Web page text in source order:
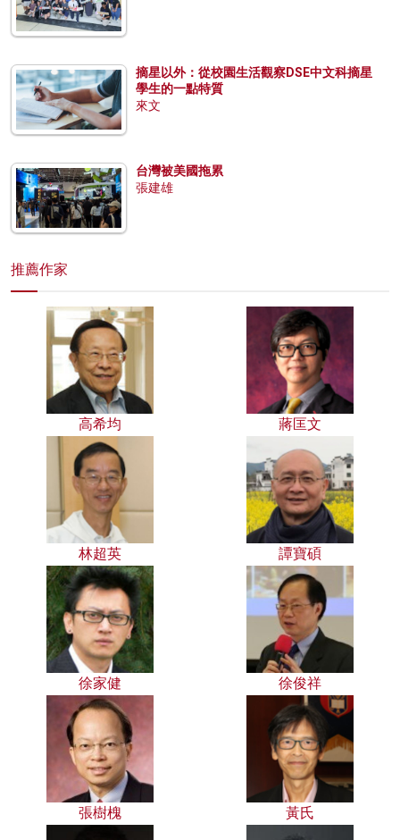
摘星以外：從校園生活觀察DSE中文科摘星
學生的一點特質
來文
台灣被美國拖累
張建雄
推薦作家
高希均 蔣匡文
林超英 譚寶碩
徐家健 徐俊祥
張樹槐 黃氏